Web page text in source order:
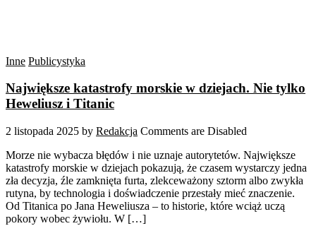
Inne Publicystyka
Największe katastrofy morskie w dziejach. Nie tylko
Heweliusz i Titanic
2 listopada 2025 by Redakcja Comments are Disabled
Morze nie wybacza błędów i nie uznaje autorytetów. Największe
katastrofy morskie w dziejach pokazują, że czasem wystarczy jedna
zła decyzja, źle zamknięta furta, zlekceważony sztorm albo zwykła
rutyna, by technologia i doświadczenie przestały mieć znaczenie.
Od Titanica po Jana Heweliusza – to historie, które wciąż uczą
pokory wobec żywiołu. W […]